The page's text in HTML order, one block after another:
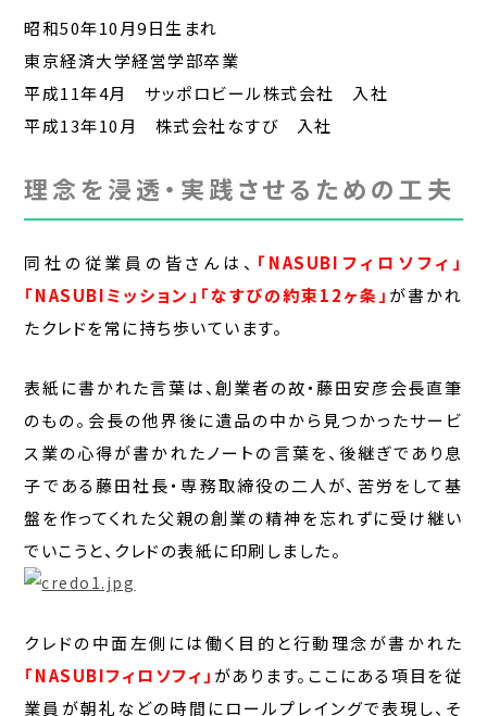
昭和50年10月9日生まれ
東京経済大学経営学部卒業
平成11年4月 サッポロビール株式会社 入社
平成13年10月 株式会社なすび 入社
理念を浸透・実践させるための工夫
同社の従業員の皆さんは、 「NASUBIフィロソフィ」
「NASUBIミッション」「なすびの約束12ヶ条」 が書かれ
たクレドを常に持ち歩いています。
表紙に書かれた言葉は、創業者の故・藤田安彦会長直筆
のもの。会長の他界後に遺品の中から見つかったサービ
ス業の心得が書かれたノートの言葉を、後継ぎであり息
子である藤田社長・専務取締役の二人が、苦労をして基
盤を作ってくれた父親の創業の精神を忘れずに受け継い
でいこうと、クレドの表紙に印刷しました。
クレドの中面左側には働く目的と行動理念が書かれた
「NASUBIフィロソフィ」 があります。ここにある項目を従
業員が朝礼などの時間にロールプレイングで表現し、そ